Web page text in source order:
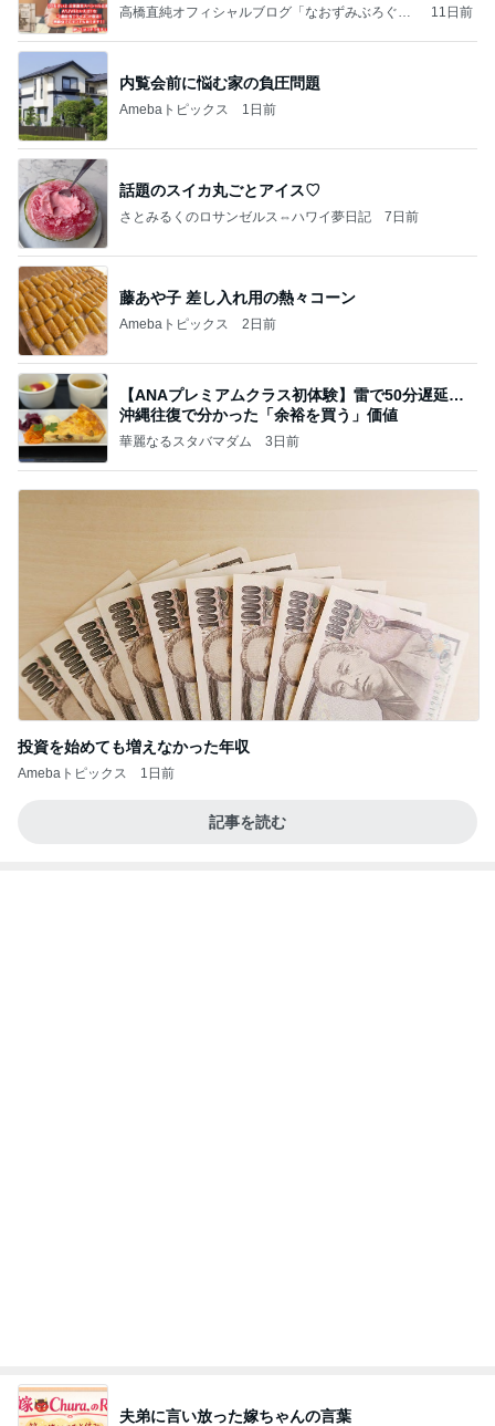
高橋直純オフィシャルブログ「なおずみぶろぐ」
11日前
内覧会前に悩む家の負圧問題
Amebaトピックス 1日前
話題のスイカ丸ごとアイス♡
さとみるくのロサンゼルス⇔ハワイ夢日記 7日前
藤あや子 差し入れ用の熱々コーン
Amebaトピックス 2日前
【ANAプレミアムクラス初体験】雷で50分遅延…
沖縄往復で分かった「余裕を買う」価値
華麗なるスタバマダム 3日前
投資を始めても増えなかった年収
Amebaトピックス 1日前
記事を読む
夫弟に言い放った嫁ちゃんの言葉